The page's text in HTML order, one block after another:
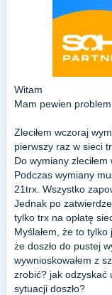
Witam
Mam pewien
Zleciłem wczoraj
pierwszy raz w sieci
Do wymiany
Podczas wymiany
21trx. Wszystko
Jednak po
tylko trx na opłatę
Myślałem, że to
że doszło do pustej
wywnioskowałem z
zrobić? jak odzyskać
sytuacji doszło?